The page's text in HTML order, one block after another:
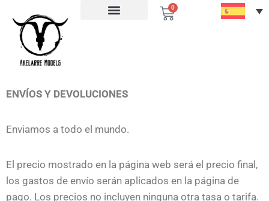
0
ENVÍOS Y DEVOLUCIONES
Enviamos a todo el mundo.
El precio mostrado en la página web será el precio final,
los gastos de envío serán aplicados en la página de
pago. Los precios no incluyen ninguna otra tasa o tarifa.